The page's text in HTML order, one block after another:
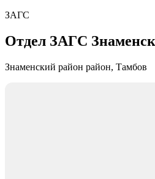
ЗАГС
Отдел ЗАГС
Знаменский район район, Тамбов